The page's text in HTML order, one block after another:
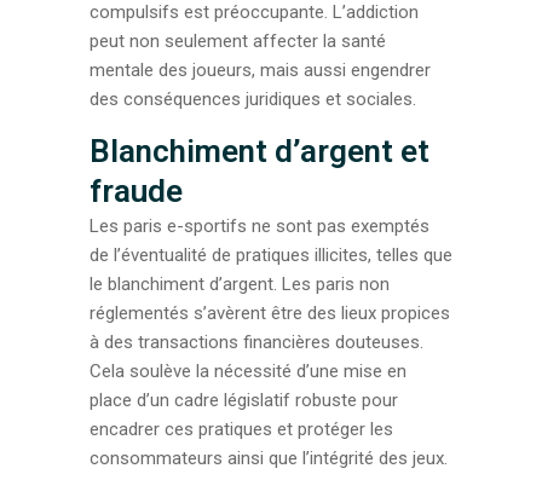
compulsifs est préoccupante. L’addiction
peut non seulement affecter la santé
mentale des joueurs, mais aussi engendrer
des conséquences juridiques et sociales.
Blanchiment d’argent et
fraude
Les paris e-sportifs ne sont pas exemptés
de l’éventualité de pratiques illicites, telles que
le blanchiment d’argent. Les paris non
réglementés s’avèrent être des lieux propices
à des transactions financières douteuses.
Cela soulève la nécessité d’une mise en
place d’un cadre législatif robuste pour
encadrer ces pratiques et protéger les
consommateurs ainsi que l’intégrité des jeux.